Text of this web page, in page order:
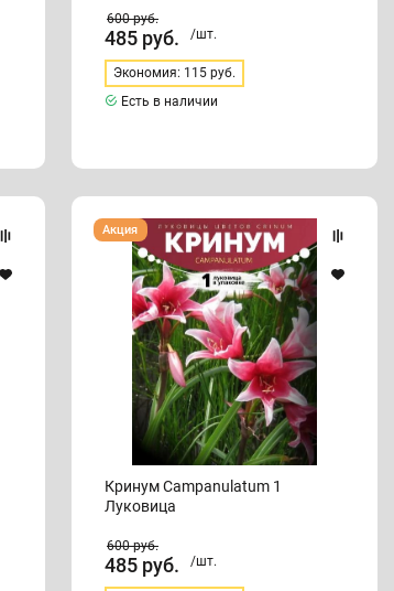
600руб.
485 руб. /шт.
Экономия: 115 руб.
Есть в наличии
Кринум
Campanulatum
Луковица
Кринум Campanulatum 1
Луковица
Акция
600руб.
485 руб. /шт.